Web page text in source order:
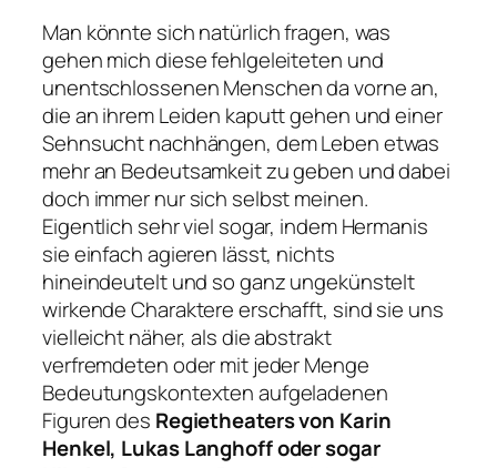
Man könnte sich natürlich fragen, was
gehen mich diese fehlgeleiteten und
unentschlossenen Menschen da vorne an,
die an ihrem Leiden kaputt gehen und einer
Sehnsucht nachhängen, dem Leben etwas
mehr an Bedeutsamkeit zu geben und dabei
doch immer nur sich selbst meinen.
Eigentlich sehr viel sogar, indem Hermanis
sie einfach agieren lässt, nichts
hineindeutelt und so ganz ungekünstelt
wirkende Charaktere erschafft, sind sie uns
vielleicht näher, als die abstrakt
verfremdeten oder mit jeder Menge
Bedeutungskontexten aufgeladenen
Figuren des Regietheaters von Karin
Henkel, Lukas Langhoff oder sogar